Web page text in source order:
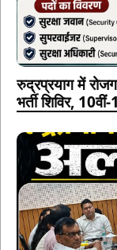
रुद्रप्रयाग में
भर्ती शिविर,